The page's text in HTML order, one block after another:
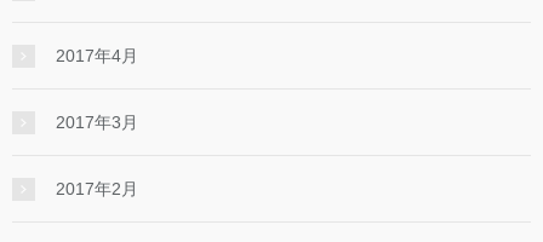
2017年4月
2017年3月
2017年2月